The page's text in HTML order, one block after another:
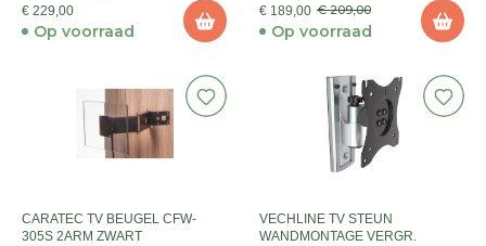
€ 229,00
Op voorraad
€ 189,00 € 209,00
Op voorraad
CARATEC TV BEUGEL CFW-
305S 2ARM ZWART
VECHLINE TV STEUN
WANDMONTAGE VERGR.